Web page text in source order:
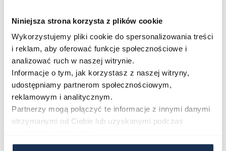
Niniejsza strona korzysta z plików cookie
Wykorzystujemy pliki cookie do spersonalizowania treści
i reklam, aby oferować funkcje społecznościowe i
analizować ruch w naszej witrynie.
Informacje o tym, jak korzystasz z naszej witryny,
udostępniamy partnerom społecznościowym,
reklamowym i analitycznym.
Partnerzy mogą połączyć te informacje z innymi danymi
otrzymanymi od Ciebie lub uzyskanymi podczas
Najczęściej kupowane
Poruszanie się po elementach karuzeli jest możliwe za pomocą
Naciśnij, aby pominąć karuzelę
Naciśnij, aby przejść do nawigacji karuzeli